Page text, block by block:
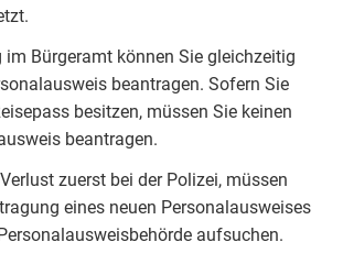
im Bürgeramt können Sie gleichzeitig
beantragen. Sofern Sie
besitzen, müssen Sie keinen
beantragen.
zuerst bei der Polizei, müssen
eines neuen Personalausweises
aufsuchen.